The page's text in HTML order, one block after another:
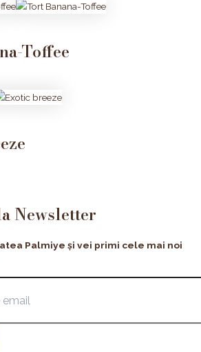
Toffee
Newsletter
Palmiye și vei primi cele mai noi